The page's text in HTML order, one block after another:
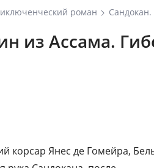
роман
из Ассама.
корсар Янес де Гомейра,